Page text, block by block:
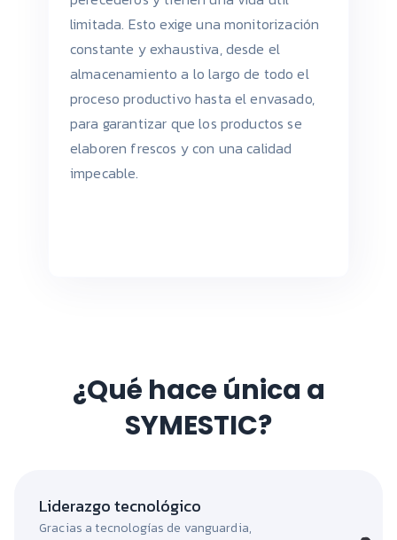
limitada. Esto exige una monitorización
constante y exhaustiva, desde el
almacenamiento a lo largo de todo el
proceso productivo hasta el envasado,
para garantizar que los productos se
elaboren frescos y con una calidad
impecable.
¿Qué hace única a
SYMESTIC?
Liderazgo tecnológico
Gracias a tecnologías de vanguardia,